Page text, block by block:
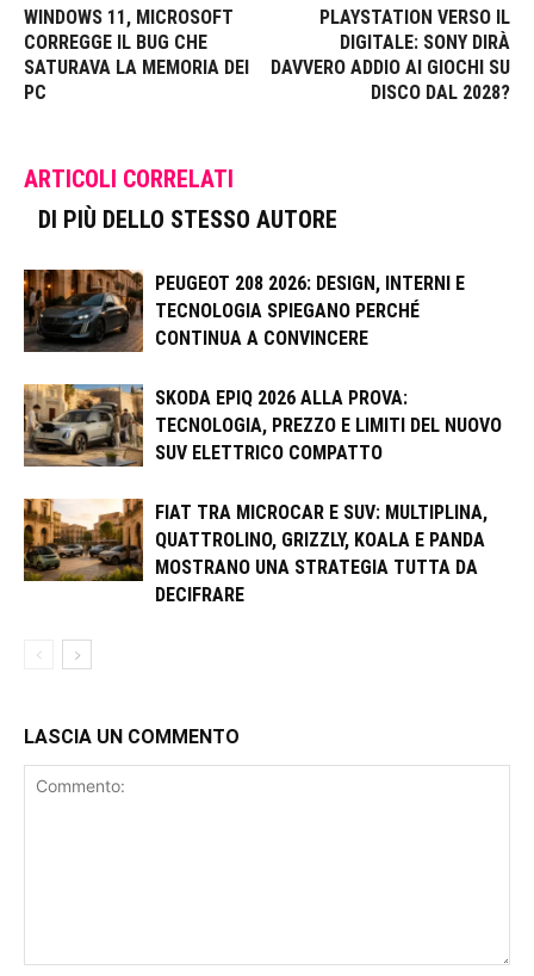
WINDOWS 11, MICROSOFT
CORREGGE IL BUG CHE
SATURAVA LA MEMORIA DEI
PC
PLAYSTATION VERSO IL
DIGITALE: SONY DIRÀ
DAVVERO ADDIO AI GIOCHI SU
DISCO DAL 2028?
ARTICOLI CORRELATI
DI PIÙ DELLO STESSO AUTORE
PEUGEOT 208 2026: DESIGN, INTERNI E
TECNOLOGIA SPIEGANO PERCHÉ
CONTINUA A CONVINCERE
SKODA EPIQ 2026 ALLA PROVA:
TECNOLOGIA, PREZZO E LIMITI DEL NUOVO
SUV ELETTRICO COMPATTO
FIAT TRA MICROCAR E SUV: MULTIPLINA,
QUATTROLINO, GRIZZLY, KOALA E PANDA
MOSTRANO UNA STRATEGIA TUTTA DA
DECIFRARE
LASCIA UN COMMENTO